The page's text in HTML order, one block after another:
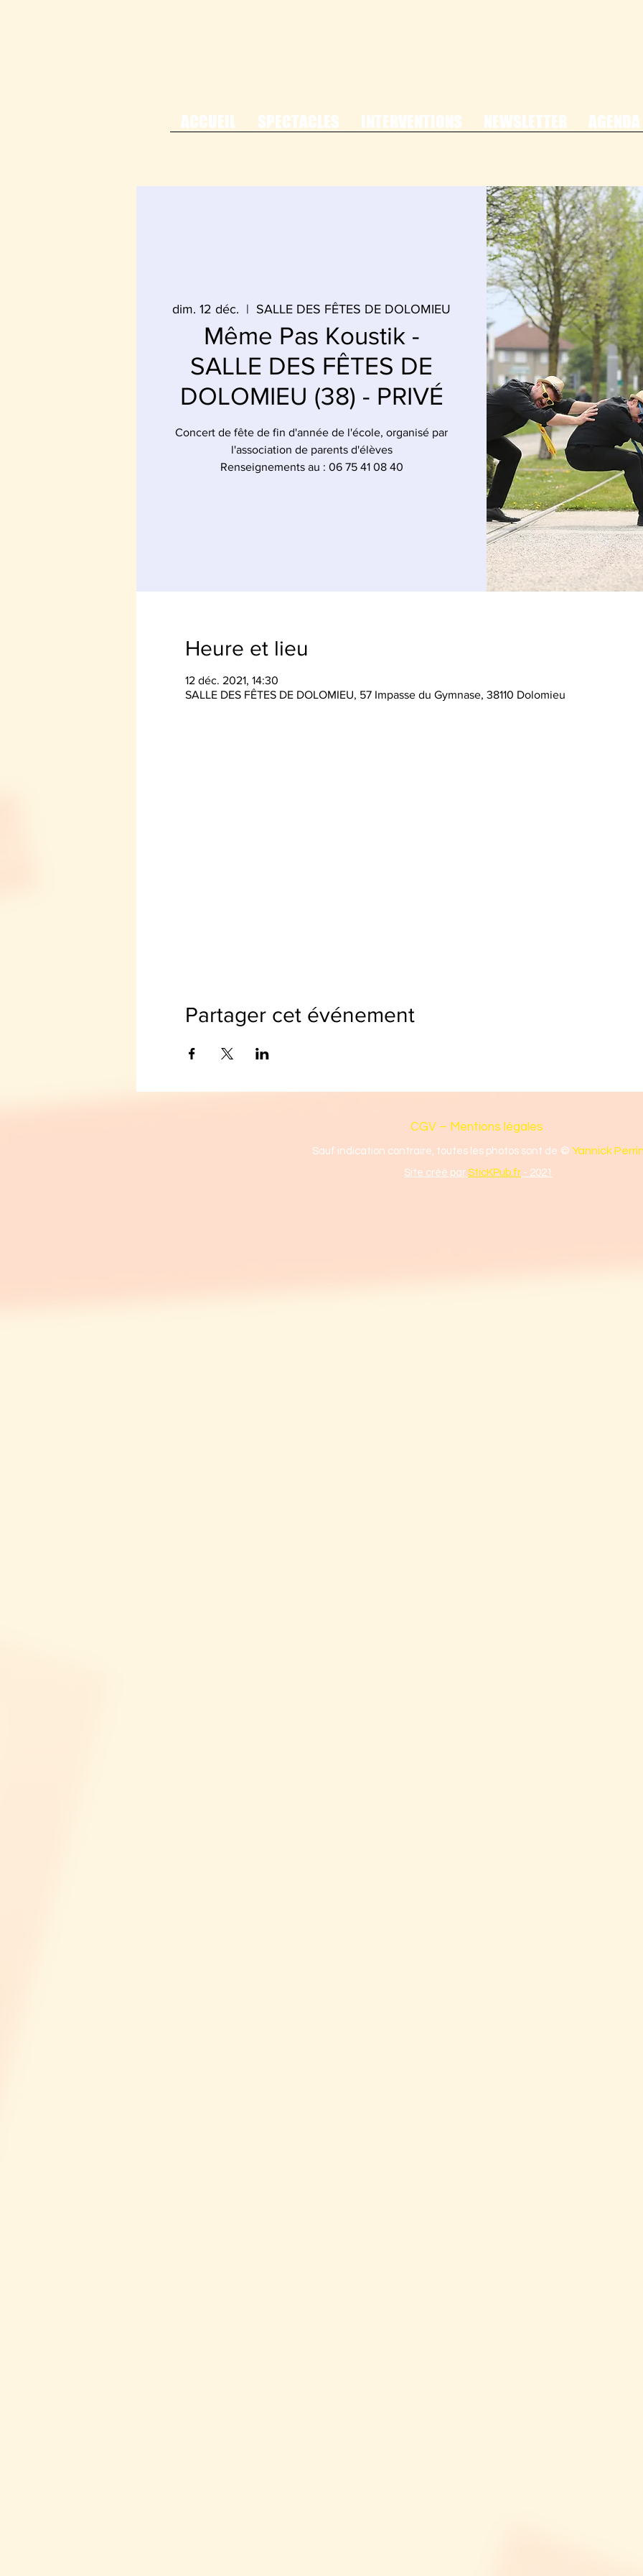
ACCUEIL SPECTACLES INTERVENTIONS NEWSLETTER AGENDA
dim. 12 déc.
  |
SALLE DES FÊTES DE DOLOMIEU
Même Pas Koustik -
SALLE DES FÊTES DE
DOLOMIEU (38) - PRIVÉ
Concert de fête de fin d'année de l'école, organisé par
l'association de parents d'élèves
Renseignements au : 06 75 41 08 40
Heure et lieu
12 déc. 2021, 14:30
SALLE DES FÊTES DE DOLOMIEU, 57 Impasse du Gymnase, 38110 Dolomieu
Partager cet événement
CGV – Mentions légales
Sauf indication contraire, toutes les photos sont de © Yannick
Site créé par SticKPub.fr - 2021